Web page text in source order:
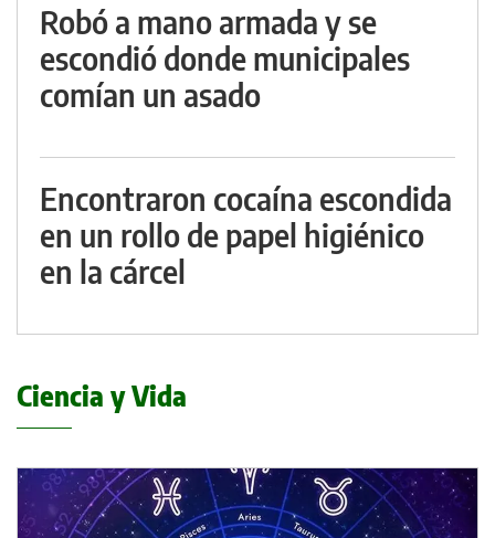
Robó a mano armada y se
escondió donde municipales
comían un asado
Encontraron cocaína escondida
en un rollo de papel higiénico
en la cárcel
Ciencia y Vida